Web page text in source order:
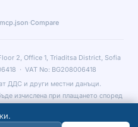
mcp.json·Compare
2, Office 1, Triaditsa District, Sofia
· VAT No: BG208006418
ДДС и други местни данъци.
изчислена при плащането според